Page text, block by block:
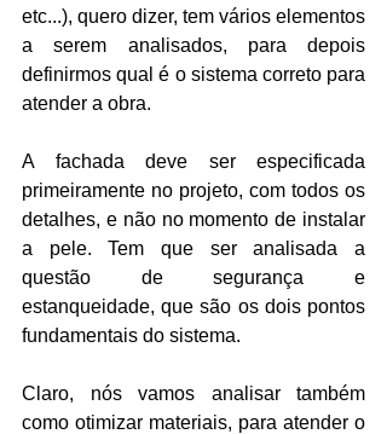
etc...), quero dizer, tem vários elementos
a serem analisados, para depois
definirmos qual é o sistema correto para
atender a obra.
A fachada deve ser especificada
primeiramente no projeto, com todos os
detalhes, e não no momento de instalar
a pele. Tem que ser analisada a
questão de segurança e
estanqueidade, que são os dois pontos
fundamentais do sistema.
Claro, nós vamos analisar também
como otimizar materiais, para atender o